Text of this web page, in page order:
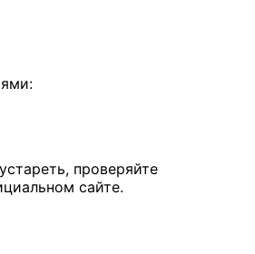
проверяйте
сайте.